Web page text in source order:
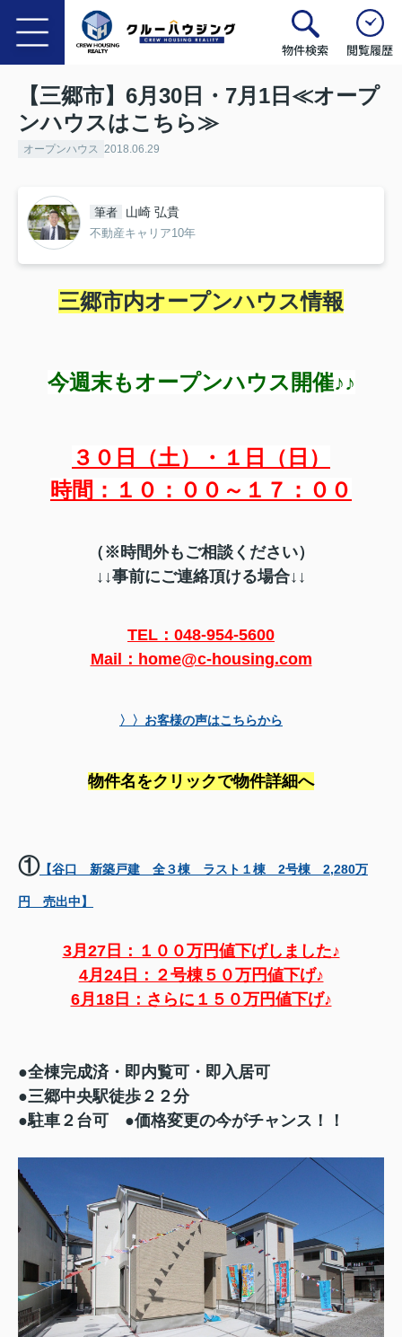
物件検索 閲覧履歴
【三郷市】6月30日・7月1日≪オープ
ンハウスはこちら≫
オープンハウス 2018.06.29
筆者 山崎 弘貴
不動産キャリア10年
三郷市内オープンハウス情報
今週末もオープンハウス開催♪♪
３０日（土）・１日（日）
時間：１０：００～１７：００
（※時間外もご相談ください）
↓↓事前にご連絡頂ける場合↓↓
TEL：048-954-5600
Mail：home@c-housing.com
〉〉お客様の声はこちらから
物件名をクリックで物件詳細へ
①【谷口 新築戸建 全３棟 ラスト１棟 2号棟 2,280万
円 売出中】
3月27日：１００万円値下げしました♪
4月24日：２号棟５０万円値下げ♪
6月18日：さらに１５０万円値下げ♪
●全棟完成済・即内覧可・即入居可
●三郷中央駅徒歩２２分
●駐車２台可 ●価格変更の今がチャンス！！